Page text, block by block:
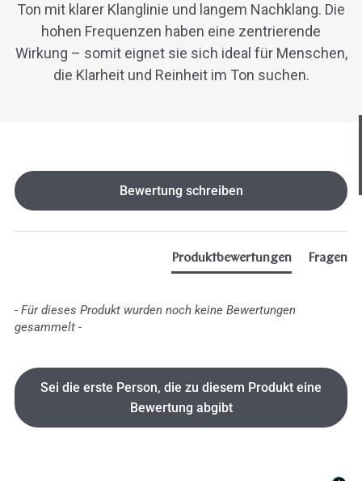
Ton mit klarer Klanglinie und langem Nachklang. Die
hohen Frequenzen haben eine zentrierende
Wirkung – somit eignet sie sich ideal für Menschen,
die Klarheit und Reinheit im Ton suchen.
Bewertung schreiben
Produktbewertungen Fragen
- Für dieses Produkt wurden noch keine Bewertungen
gesammelt -
Sei die erste Person, die zu diesem Produkt eine
Bewertung abgibt
New content loaded
Hast du heute gefunden, was du
Wissen oder Ratgeber
Weiter